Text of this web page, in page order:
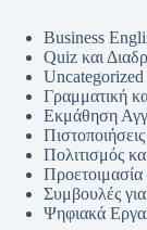
Business
Quiz και
Uncategorized
Γραμματική
Εκμάθηση
Πολιτισμός
Προετοιμασία
Συμβουλές
Ψηφιακά